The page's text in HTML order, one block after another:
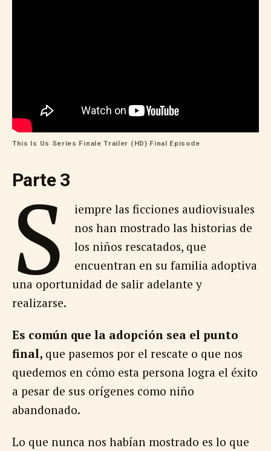
This Is Us Series Finale Trailer (HD) Final Episode
Parte 3
S
iempre las ficciones audiovisuales
nos han mostrado las historias de
los niños rescatados, que
encuentran en su familia adoptiva
una oportunidad de salir adelante y
realizarse.
Es común que la adopción sea el punto
final, que pasemos por el rescate o que nos
quedemos en cómo esta persona logra el éxito
a pesar de sus orígenes como niño
abandonado.
Lo que nunca nos habían mostrado es lo que